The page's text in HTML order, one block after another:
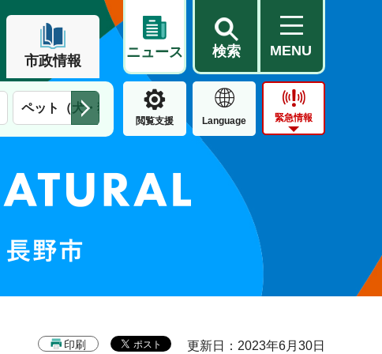
市政情報
ニュース 検索 MENU
ペット（犬・猫） 住民票・戸籍 公営住宅
閲覧支援 Language 緊急情報
印刷 更新日：2023年6月30日